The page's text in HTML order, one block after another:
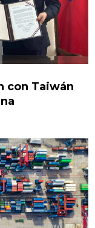
con Taiwán